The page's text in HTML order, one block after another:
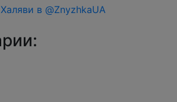
в @ZnyzhkaUA